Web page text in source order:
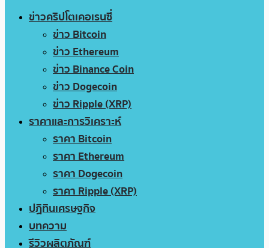
ข่าวคริปโตเคอเรนซี่
ข่าว Bitcoin
ข่าว Ethereum
ข่าว Binance Coin
ข่าว Dogecoin
ข่าว Ripple (XRP)
ราคาและการวิเคราะห์
ราคา Bitcoin
ราคา Ethereum
ราคา Dogecoin
ราคา Ripple (XRP)
ปฏิทินเศรษฐกิจ
บทความ
รีวิวผลิตภัณฑ์